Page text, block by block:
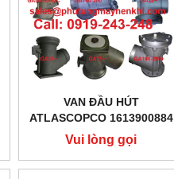
VAN ĐẦU HÚT
ATLASCOPCO 1613900884
Vui lòng gọi